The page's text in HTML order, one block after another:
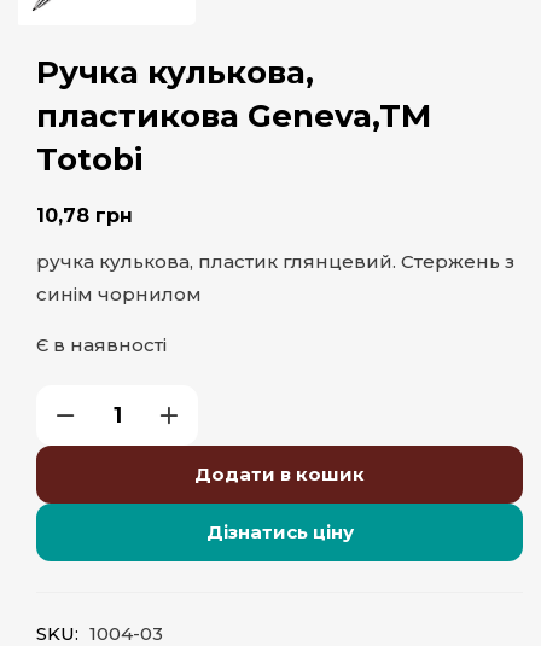
Ручка кулькова,
пластикова Geneva,TM
Totobi
10,78 грн
ручка кулькова, пластик глянцевий. Стержень з
синім чорнилом
Є в наявності
Додати в кошик
Дізнатись ціну
SKU: 1004-03